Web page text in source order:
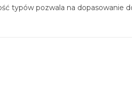
typów pozwala na dopasowanie